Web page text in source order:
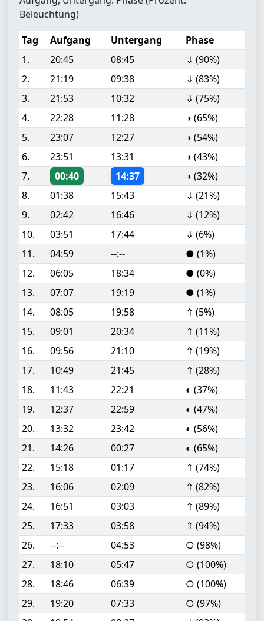
Beleuchtung)
Tag
Aufgang Untergang
Phase
1.
20:45 08:45
⇓ (90%)
2.
21:19 09:38
⇓ (83%)
3.
21:53 10:32
⇓ (75%)
4.
22:28 11:28
◑ (65%)
5.
23:07 12:27
◑ (54%)
6.
23:51 13:31
◑ (43%)
7.
00:40 14:37
◑ (32%)
8.
01:38 15:43
⇓ (21%)
9.
02:42 16:46
⇓ (12%)
10.
03:51 17:44
⇓ (6%)
11.
04:59 --:--
● (1%)
12.
06:05 18:34
● (0%)
13.
07:07 19:19
● (1%)
14.
08:05 19:58
⇑ (5%)
15.
09:01 20:34
⇑ (11%)
16.
09:56 21:10
⇑ (19%)
17.
10:49 21:45
⇑ (28%)
18.
11:43 22:21
◐ (37%)
19.
12:37 22:59
◐ (47%)
20.
13:32 23:42
◐ (56%)
21.
14:26 00:27
◐ (65%)
22.
15:18 01:17
⇑ (74%)
23.
16:06 02:09
⇑ (82%)
24.
16:51 03:03
⇑ (89%)
25.
17:33 03:58
⇑ (94%)
26.
--:-- 04:53
○ (98%)
27.
18:10 05:47
○ (100%)
28.
18:46 06:39
○ (100%)
29.
19:20 07:33
○ (97%)